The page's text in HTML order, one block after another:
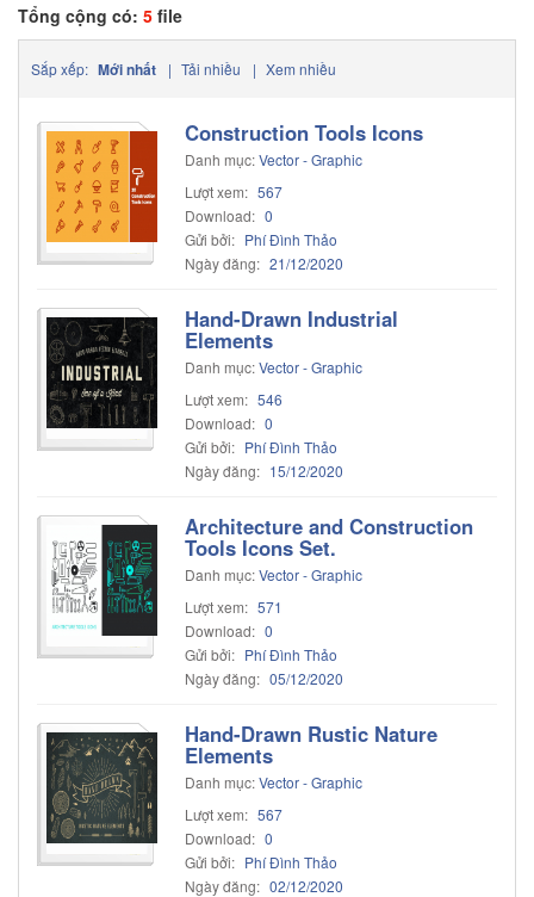
Tổng cộng có: 5 file
Sắp xếp: Mới nhất | Tải nhiều | Xem nhiều
Construction Tools Icons
Danh mục:Vector - Graphic
Lượt xem: 567
Download: 0
Gửi bởi: Phí Đình Thảo
Ngày đăng: 21/12/2020
Hand-Drawn Industrial
Elements
Danh mục:Vector - Graphic
Lượt xem: 546
Download: 0
Gửi bởi: Phí Đình Thảo
Ngày đăng: 15/12/2020
Architecture and Construction
Tools Icons Set.
Danh mục:Vector - Graphic
Lượt xem: 571
Download: 0
Gửi bởi: Phí Đình Thảo
Ngày đăng: 05/12/2020
Hand-Drawn Rustic Nature
Elements
Danh mục:Vector - Graphic
Lượt xem: 567
Download: 0
Gửi bởi: Phí Đình Thảo
Ngày đăng: 02/12/2020